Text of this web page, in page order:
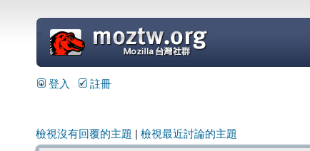
=
登入 註冊
檢視沒有回覆的主題 檢視最近討論的主題